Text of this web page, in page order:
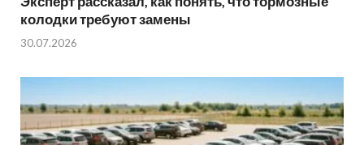
колодки требуют замены
30.07.2026